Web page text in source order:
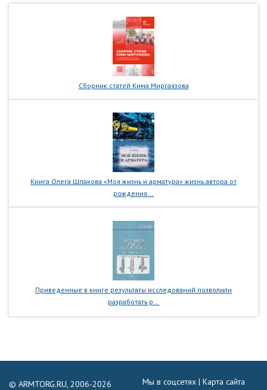
Сборник статей Кима Миргаязова
Книга Олега Шпакова «Моя жизнь и арматура» жизнь автора от
рождения...
Приведенные в книге результаты исследований позволили
разработать р...
© ARMTORG.RU, 2006-2026 Мы в соцсетях | Карта сайта